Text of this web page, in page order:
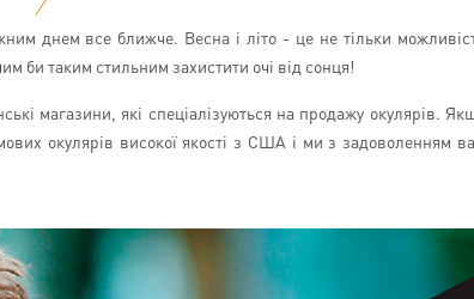
днем все ближче. Весна і літо - це не тільки
би таким стильним захистити очі від сонця!
магазини, які спеціалізуються на продажу окулярів.
окулярів високої якості з США і ми з задоволенням